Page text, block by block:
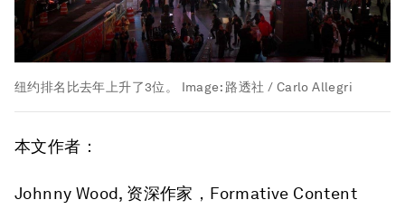
纽约排名比去年上升了3位。 Image: 路透社 / Carlo Allegri
本文作者：
Johnny Wood, 资深作家，Formative Content